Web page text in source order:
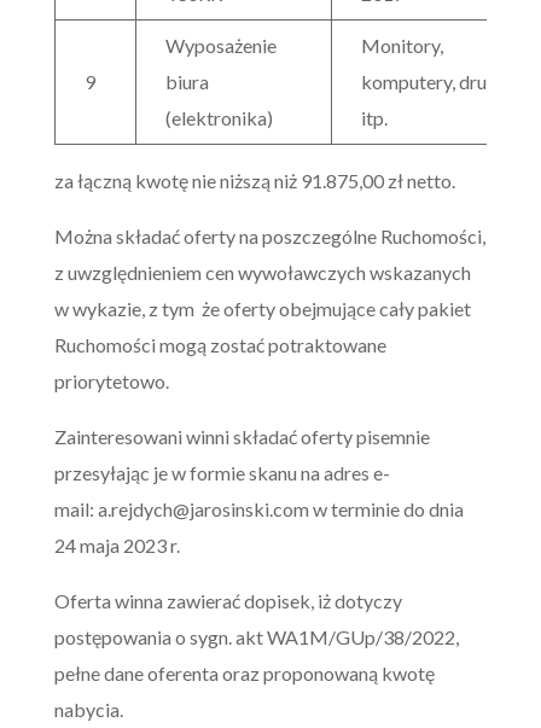
9
Wyposażenie
biura
(elektronika)
Monitory,
komputery, drukarki
itp.
za łączną kwotę nie niższą niż 91.875,00 zł netto.
Można składać oferty na poszczególne Ruchomości,
z uwzględnieniem cen wywoławczych wskazanych
w wykazie, z tym że oferty obejmujące cały pakiet
Ruchomości mogą zostać potraktowane
priorytetowo.
Zainteresowani winni składać oferty pisemnie
przesyłając je w formie skanu na adres e-
mail: a.rejdych@jarosinski.com w terminie do dnia
24 maja 2023 r.
Oferta winna zawierać dopisek, iż dotyczy
postępowania o sygn. akt WA1M/GUp/38/2022,
pełne dane oferenta oraz proponowaną kwotę
nabycia.